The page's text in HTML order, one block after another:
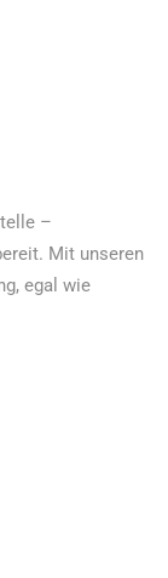
–
Mit unseren
egal wie